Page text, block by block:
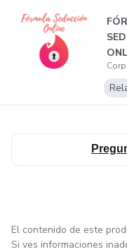
El contenido de este
Si ves informaciones